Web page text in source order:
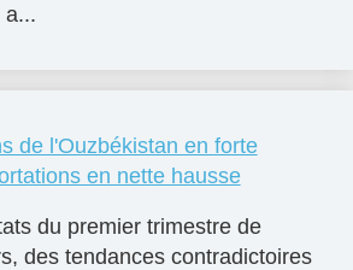
a...
de l'Ouzbékistan en forte
en nette hausse
du premier trimestre de
des tendances contradictoires